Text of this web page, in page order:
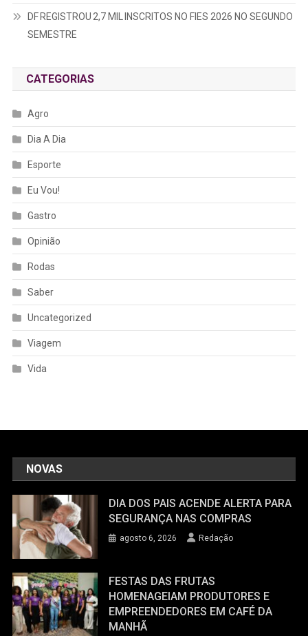
DF REGISTROU 2,7 MIL INSCRITOS NO FIES 2026 NO SEGUNDO
SEMESTRE
CATEGORIAS
Agro
Dia A Dia
Esporte
Eu Vou!
Gastro
Opinião
Rodas
Saber
Uncategorized
Viagem
Vida
NOVAS
DIA DOS PAIS ACENDE ALERTA PARA
SEGURANÇA NAS COMPRAS
agosto 6, 2026 Redação
FESTAS DAS FRUTAS
HOMENAGEIAM PRODUTORES E
EMPREENDEDORES EM CAFÉ DA
MANHÃ